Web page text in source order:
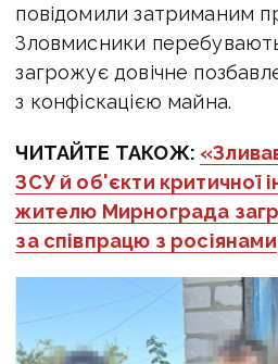
повідомили затриманим
Зловмисники
загрожує довічне
з конфіскацією майна.
ЧИТАЙТЕ ТАКОЖ:
ЗСУ й об'єкти критичної
жителю Мирнограда
за співпрацю з росіянами